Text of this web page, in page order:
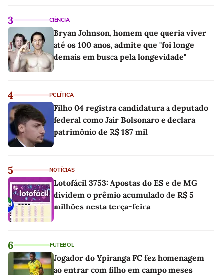
3 CIÊNCIA
Bryan Johnson, homem que queria viver
até os 100 anos, admite que "foi longe
demais em busca pela longevidade"
4 POLÍTICA
Filho 04 registra candidatura a deputado
federal como Jair Bolsonaro e declara
patrimônio de R$ 187 mil
5 NOTÍCIAS
Lotofácil 3753: Apostas do ES e de MG
dividem o prêmio acumulado de R$ 5
milhões nesta terça-feira
6 FUTEBOL
Jogador do Ypiranga FC fez homenagem
ao entrar com filho em campo meses